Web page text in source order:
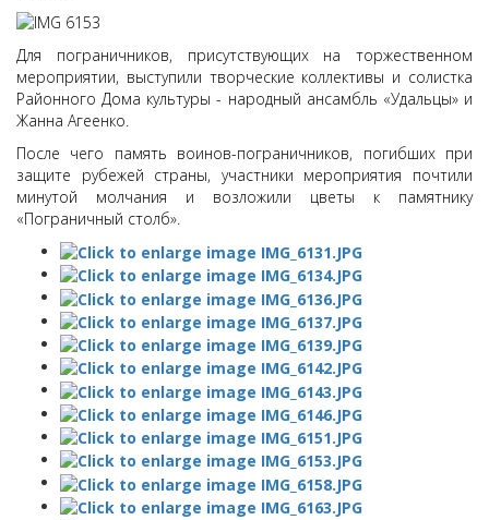
Для пограничников, присутствующих на торжественном
мероприятии, выступили творческие коллективы и солистка
Районного Дома культуры - народный ансамбль «Удальцы» и
Жанна Агеенко.
После чего память воинов-пограничников, погибших при
защите рубежей страны, участники мероприятия почтили
минутой молчания и возложили цветы к памятнику
«Пограничный столб».